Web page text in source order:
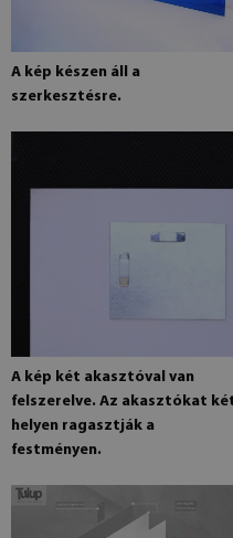
A kép készen áll a
szerkesztésre.
A kép két akasztóval van
felszerelve. Az akasztókat
helyen ragasztják a
festményen.